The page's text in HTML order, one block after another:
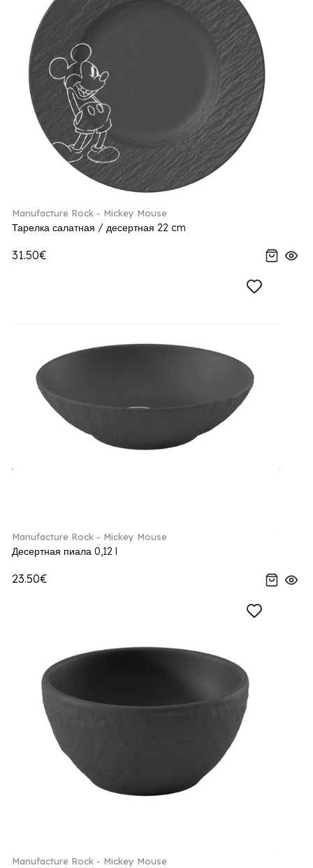
Manufacture Rock - Mickey Mouse
Тарелка салатная / десертная 22 cm
31.50€
Manufacture Rock - Mickey Mouse
Десертная пиала 0,12 l
23.50€
Manufacture Rock - Mickey Mouse